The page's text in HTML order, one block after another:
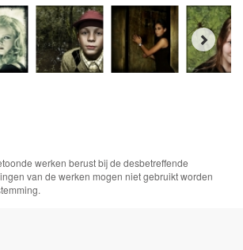
werken berust bij de desbetreffende
van de werken mogen niet gebruikt worden